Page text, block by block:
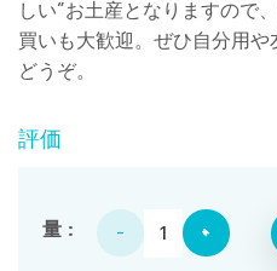
しい”お土産となりますので
買いも大歓迎。ぜひ自分用
どうぞ。
評価
カシューナッツ3種詰め合わせ